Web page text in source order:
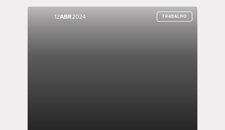
12ABR2024 TRABALHO
12ABR2024 TRABALHO